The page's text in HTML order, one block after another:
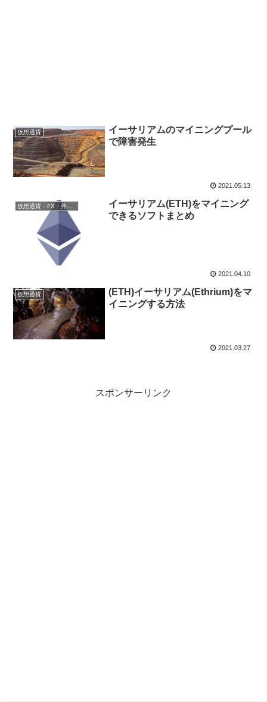
仮想通貨
イーサリアムのマイニングプール
で障害発生
2021.05.13
仮想通貨・FX・外国為替証拠金取引
イーサリアム(ETH)をマイニング
できるソフトまとめ
2021.04.10
仮想通貨
(ETH)イーサリアム(Ethrium)をマ
イニングする方法
2021.03.27
スポンサーリンク